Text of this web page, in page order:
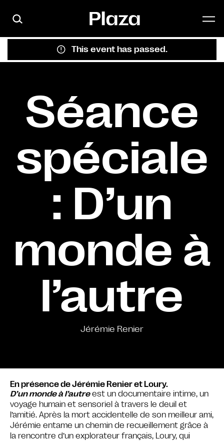
This event has passed.
Séance
spéciale
: D’un
monde à
l’autre
Jérémie Renier
En présence de Jérémie Renier et Loury.
D’un monde à l’autreest un documentaire intime, un
voyage humain et sensoriel à travers le deuil et
l’amitié. Après la mort accidentelle de son meilleur ami,
Jérémie entame un chemin de recueillement grâce à
la rencontre d’un explorateur français, Loury, qui